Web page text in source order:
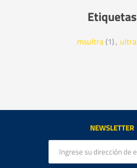
Etiquetas
msultra (1), ultra
NEWSLETTER